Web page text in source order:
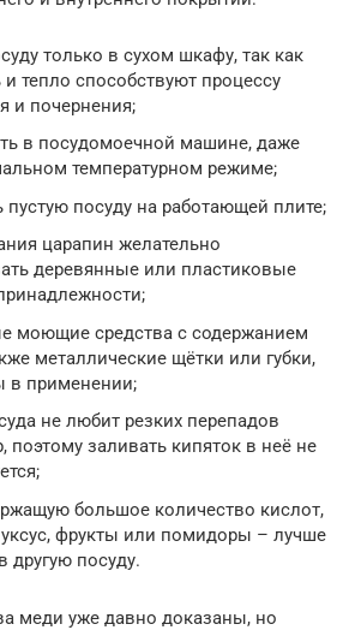
только в сухом шкафу, так как
тепло способствуют процессу
и почернения;
в посудомоечной машине, даже
температурном режиме;
пустую посуду на работающей плите;
царапин желательно
деревянные или пластиковые
моющие средства с содержанием
металлические щётки или губки,
в применении;
не любит резких перепадов
поэтому заливать кипяток в неё не
большое количество кислот,
фрукты или помидоры – лучше
другую посуду.
меди уже давно доказаны, но